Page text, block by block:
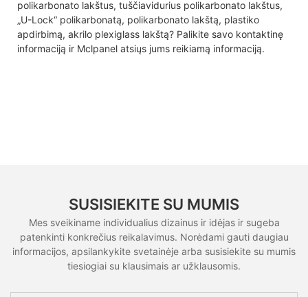
polikarbonato lakštus, tuščiavidurius polikarbonato lakštus,
„U-Lock“ polikarbonatą, polikarbonato lakštą, plastiko
apdirbimą, akrilo plexiglass lakštą? Palikite savo kontaktinę
informaciją ir Mclpanel atsiųs jums reikiamą informaciją.
SUSISIEKITE SU MUMIS
Mes sveikiname individualius dizainus ir idėjas ir sugeba
patenkinti konkrečius reikalavimus. Norėdami gauti daugiau
informacijos, apsilankykite svetainėje arba susisiekite su mumis
tiesiogiai su klausimais ar užklausomis.